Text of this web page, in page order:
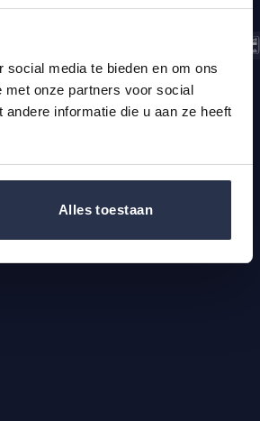
media te bieden en om ons
onze partners voor social
informatie die u aan ze heeft
Alles toestaan